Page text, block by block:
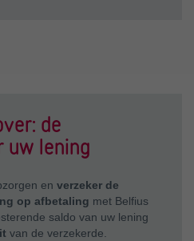
de
uw lening
en verzeker de
op afbetaling met Belfius
saldo van uw lening
van de verzekerde.